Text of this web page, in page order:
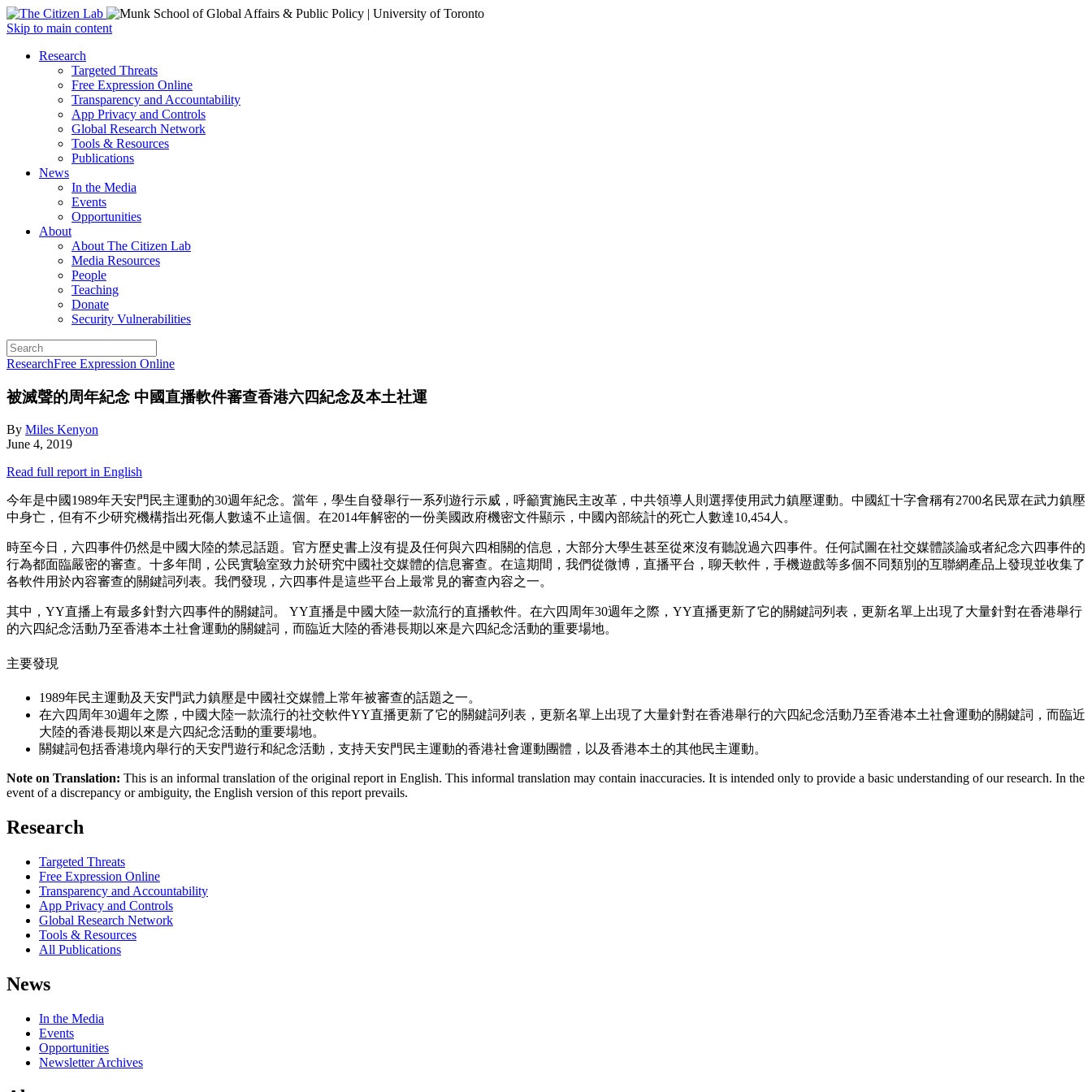
Open
menu
Skip to main content
Close
Research
Targeted Threats
Free Expression Online
Transparency and Accountability
App Privacy and Controls
Global Research Network
Tools & Resources
Publications
News
In the Media
Events
Opportunities
About
About The Citizen Lab
Media Resources
People
Teaching
Donate
Security Vulnerabilities
ResearchFree Expression Online
被滅聲的周年紀念 中國直播軟件審查香港六四紀念及本土社運
By Miles Kenyon
June 4, 2019
Read full report in English
今年是中國1989年天安門民主運動的30週年紀念。當年，學生自發舉行一系列遊行示威，呼籲實施民主改革，中共領導人則選擇使用武力鎮壓運動。中國紅十字會稱有2700名民眾在武力鎮壓
中身亡，但有不少研究機構指出死傷人數遠不止這個。在2014年解密的一份美國政府機密文件顯示，中國內部統計的死亡人數達10,454人。
時至今日，六四事件仍然是中國大陸的禁忌話題。官方歷史書上沒有提及任何與六四相關的信息，大部分大學生甚至從來沒有聽說過六四事件。任何試圖在社交媒體談論或者紀念六四事件的
行為都面臨嚴密的審查。十多年間，公民實驗室致力於研究中國社交媒體的信息審查。在這期間，我們從微博，直播平台，聊天軟件，手機遊戲等多個不同類別的互聯網產品上發現並收集了
各軟件用於內容審查的關鍵詞列表。我們發現，六四事件是這些平台上最常見的審查內容之一。
其中，YY直播上有最多針對六四事件的關鍵詞。 YY直播是中國大陸一款流行的直播軟件。在六四周年30週年之際，YY直播更新了它的關鍵詞列表，更新名單上出現了大量針對在香港舉行
的六四紀念活動乃至香港本土社會運動的關鍵詞，而臨近大陸的香港長期以來是六四紀念活動的重要場地。
主要發現
1989年民主運動及天安門武力鎮壓是中國社交媒體上常年被審查的話題之一。
在六四周年30週年之際，中國大陸一款流行的社交軟件YY直播更新了它的關鍵詞列表，更新名單上出現了大量針對在香港舉行的六四紀念活動乃至香港本土社會運動的關鍵詞，而臨近
大陸的香港長期以來是六四紀念活動的重要場地。
關鍵詞包括香港境內舉行的天安門遊行和紀念活動，支持天安門民主運動的香港社會運動團體，以及香港本土的其他民主運動。
Note on Translation: This is an informal translation of the original report in English. This informal translation may contain inaccuracies. It is intended only to provide a basic understanding of our research. In the
event of a discrepancy or ambiguity, the English version of this report prevails.
Research
Targeted Threats
Free Expression Online
Transparency and Accountability
App Privacy and Controls
Global Research Network
Tools & Resources
All Publications
News
In the Media
Events
Opportunities
Newsletter Archives